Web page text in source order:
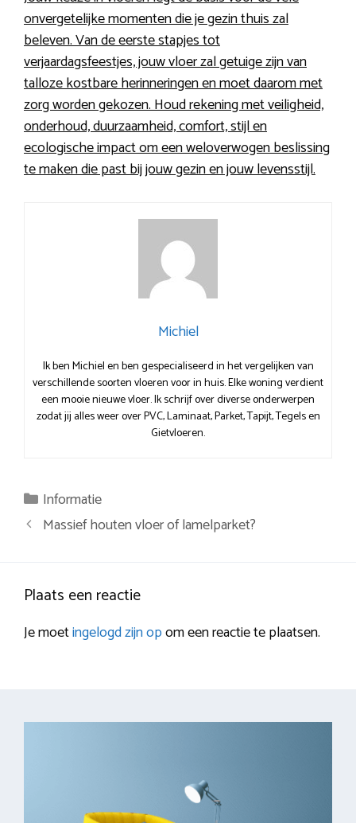
onvergetelijke momenten die je gezin thuis zal
beleven. Van de eerste stapjes tot
verjaardagsfeestjes, jouw vloer zal getuige zijn van
talloze kostbare herinneringen en moet daarom met
zorg worden gekozen. Houd rekening met veiligheid,
onderhoud, duurzaamheid, comfort, stijl en
ecologische impact om een weloverwogen beslissing
te maken die past bij jouw gezin en jouw levensstijl.
Michiel
Ik ben Michiel en ben gespecialiseerd in het vergelijken van
verschillende soorten vloeren voor in huis. Elke woning verdient
een mooie nieuwe vloer. Ik schrijf over diverse onderwerpen
zodat jij alles weer over PVC, Laminaat, Parket, Tapijt, Tegels en
Gietvloeren.
Categorieën
Informatie
Berichtnavigatie
Massief houten vloer of lamelparket?
Plaats een reactie
Je moetingelogd zijn opom een reactie te plaatsen.